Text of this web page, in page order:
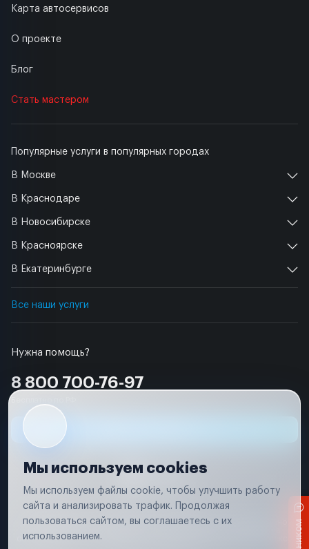
Нужна помощь?
8 800 700-76-97
Популярные услуги в популярных городах
В Москве
В Краснодаре
В Новосибирске
В Красноярске
В Екатеринбурге
Все наши услуги
Карта автосервисов
О проекте
Блог
Стать мастером
Условия использования
Вся информация, представленная на сайте, носит исключительно
соответствии с положениями статьи 437 (п. 2) Гражданского кодекса
Мы используем cookies
Мы используем файлы cookie, чтобы улучшить работу
сайта и анализировать трафик. Продолжая
пользоваться сайтом, вы соглашаетесь с их
использованием.